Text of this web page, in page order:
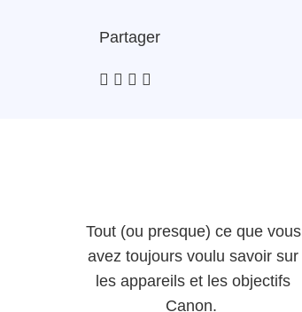
Partager
Tout (ou presque) ce que vous
avez toujours voulu savoir sur
les appareils et les objectifs
Canon.